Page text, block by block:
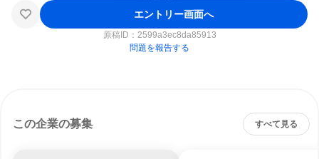
エントリー画面へ
原稿ID： 2599a3ec8da85913
問題を報告する
この企業の募集 すべて見る